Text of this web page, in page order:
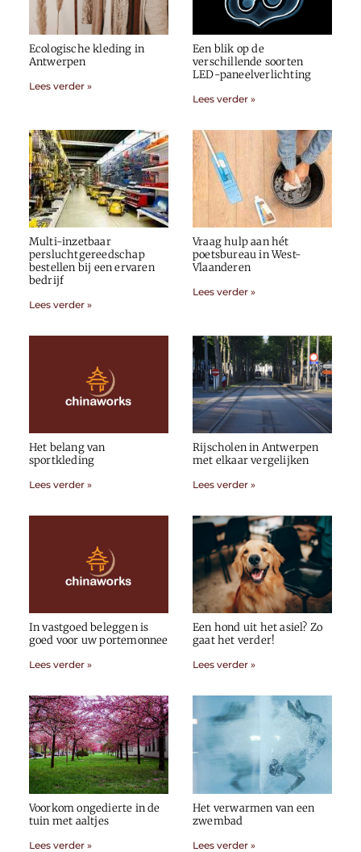
Ecologische kleding in
Antwerpen
Lees verder »
Een blik op de
verschillende soorten
LED-paneelverlichting
Lees verder »
Multi-inzetbaar
persluchtgereedschap
bestellen bij een ervaren
bedrijf
Lees verder »
Vraag hulp aan hét
poetsbureau in West-
Vlaanderen
Lees verder »
Het belang van
sportkleding
Lees verder »
Rijscholen in Antwerpen
met elkaar vergelijken
Lees verder »
In vastgoed beleggen is
goed voor uw portemonnee
Lees verder »
Een hond uit het asiel? Zo
gaat het verder!
Lees verder »
Voorkom ongedierte in de
tuin met aaltjes
Lees verder »
Het verwarmen van een
zwembad
Lees verder »